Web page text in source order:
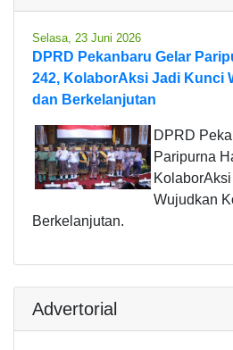
Selasa, 23 Juni 2026
DPRD Pekanbaru Gelar
242, KolaborAksi Jadi Kunci
dan Berkelanjutan
DPRD
Paripurna
Wujudkan
Berkelanjutan.
Advertorial